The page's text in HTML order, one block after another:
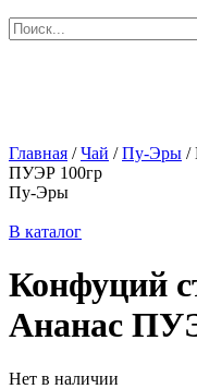
Искать:
Главная /Чай /Пу-Эры /
ПУЭР 100гр
Пу-Эры
В каталог
Конфуций
Ананас
Нет в наличии